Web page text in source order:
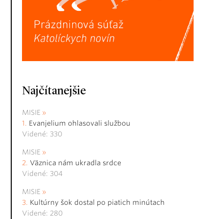
Najčítanejšie
MISIE
Evanjelium ohlasovali službou
Videné: 330
MISIE
Väznica nám ukradla srdce
Videné: 304
MISIE
Kultúrny šok dostal po piatich minútach
Videné: 280